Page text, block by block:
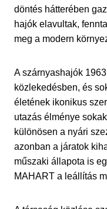
döntés hátterében
hajók elavultak,
meg a modern
A szárnyashajók
közlekedésben, és
életének ikonikus
utazás élménye
különösen a nyári
azonban a járatok
műszaki állapota is
MAHART a leállítás